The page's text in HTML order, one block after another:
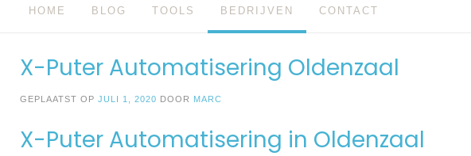
HOME BLOG TOOLS BEDRIJVEN CONTACT
X-Puter Automatisering Oldenzaal
GEPLAATST OP JULI 1, 2020 DOOR MARC
X-Puter Automatisering in Oldenzaal